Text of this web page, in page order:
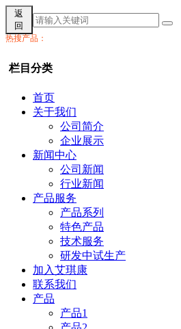
返
回
热搜产品：
栏目分类
首页
关于我们
公司简介
企业展示
新闻中心
公司新闻
行业新闻
产品服务
产品系列
特色产品
技术服务
研发中试生产
加入艾琪康
联系我们
产品
产品1